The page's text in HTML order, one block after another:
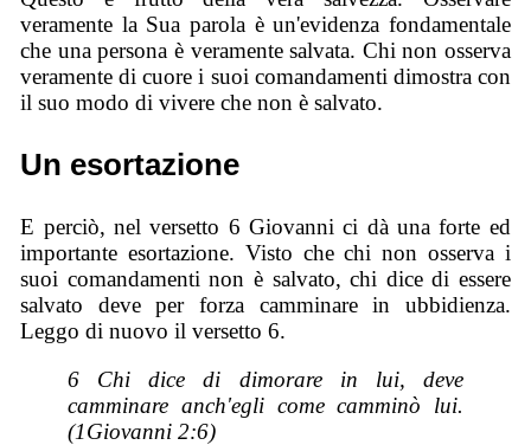
veramente la Sua parola è un'evidenza fondamentale
che una persona è veramente salvata. Chi non osserva
veramente di cuore i suoi comandamenti dimostra con
il suo modo di vivere che non è salvato.
Un esortazione
E perciò, nel versetto 6 Giovanni ci dà una forte ed
importante esortazione. Visto che chi non osserva i
suoi comandamenti non è salvato, chi dice di essere
salvato deve per forza camminare in ubbidienza.
Leggo di nuovo il versetto 6.
6 Chi dice di dimorare in lui, deve
camminare anch'egli come camminò lui.
(1Giovanni 2:6)